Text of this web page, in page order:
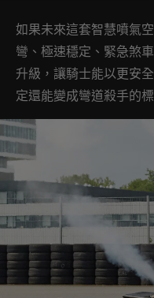
如果未來這套智慧噴氣
彎、極速穩定、緊急煞
升級，讓騎士能以更安
定還能變成彎道殺手的